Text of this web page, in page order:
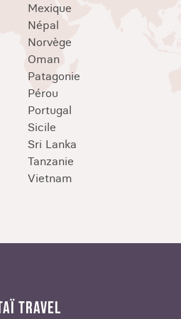
Mexique
Népal
Norvège
Oman
Patagonie
Pérou
Portugal
Sicile
Sri Lanka
Tanzanie
Vietnam
TRAVEL